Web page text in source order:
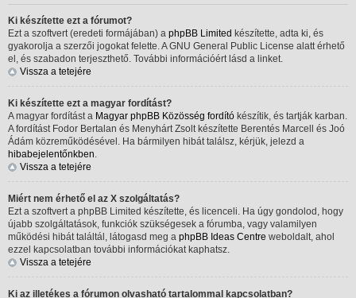
Ki készítette ezt a fórumot?
Ezt a szoftvert (eredeti formájában) a phpBB Limited készítette, adta ki, és
gyakorolja a szerzői jogokat felette. A GNU General Public License alatt érhető
el, és szabadon terjeszthető. További információért lásd a linket.
Vissza a tetejére
Ki készítette ezt a magyar fordítást?
A magyar fordítást a Magyar phpBB Közösség fordító készítik, és tartják karban.
A fordítást Fodor Bertalan és Menyhárt Zsolt készítette Berentés Marcell és Joó
Ádám közreműködésével. Ha bármilyen hibát találsz, kérjük, jelezd a
hibabejelentőnkben.
Vissza a tetejére
Miért nem érhető el az X szolgáltatás?
Ezt a szoftvert a phpBB Limited készítette, és licenceli. Ha úgy gondolod, hogy
újabb szolgáltatások, funkciók szükségesek a fórumba, vagy valamilyen
működési hibát találtál, látogasd meg a phpBB Ideas Centre weboldalt, ahol
ezzel kapcsolatban további információkat kaphatsz.
Vissza a tetejére
Ki az illetékes a fórumon olvasható tartalommal kapcsolatban?